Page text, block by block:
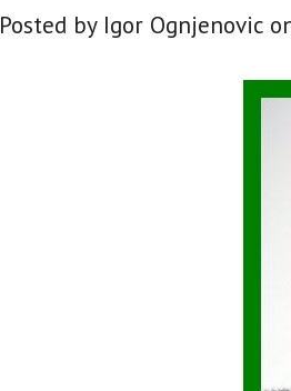
Posted by Igor Ognjenovic